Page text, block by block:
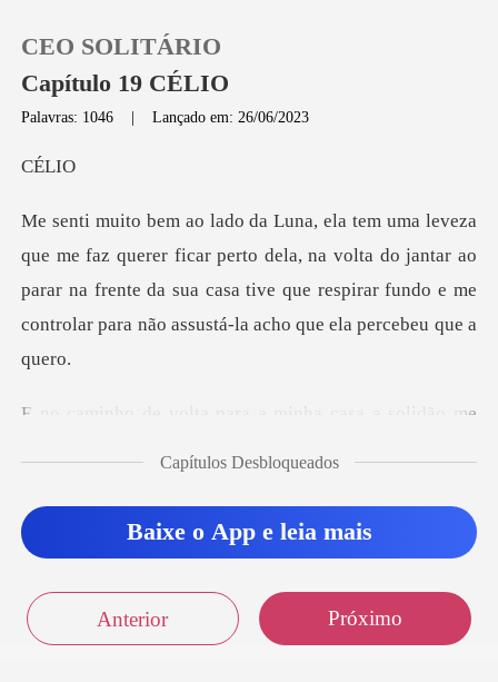
Loja
Histórico
Sair
CEO SOLITÁRIO
Capítulo 19 CÉLIO
Palavras: 1046 |Lançado em: 26/06/2023
LI
perto dela, na volta do jantar ao
parar na frente da sua casa tive que respir
casa a solidão me
Capítulos Desbloqueados
Baixe o App e leia mais
Anterior Próximo